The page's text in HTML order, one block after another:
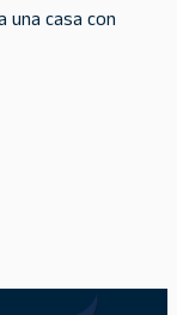
una casa con